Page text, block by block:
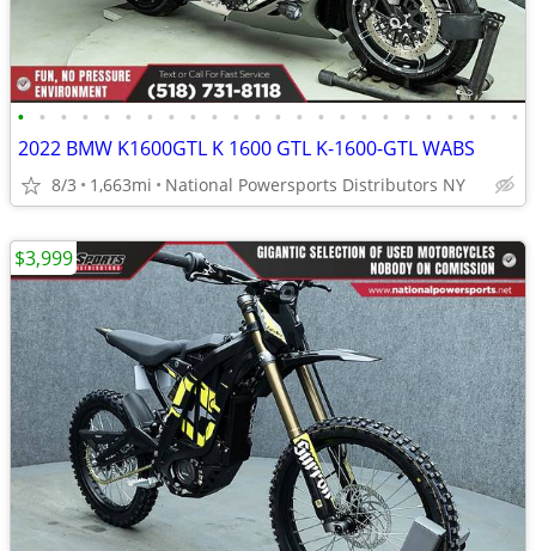
• • • • • • • • • • • • • • • • • • • • • • • •
2022 BMW K1600GTL K 1600 GTL K-1600-GTL WABS
8/3 1,663mi National Powersports Distributors NY
$3,999